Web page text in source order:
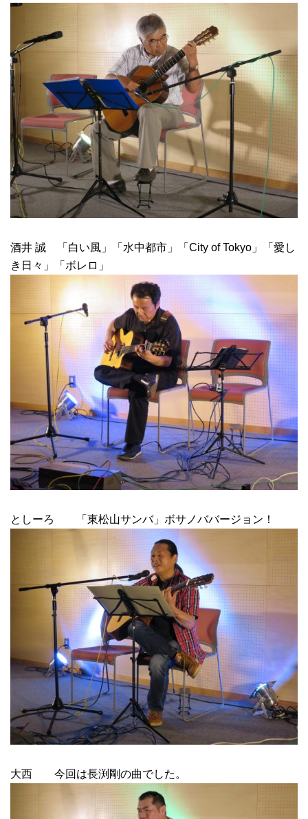
酒井 誠 「白い風」「水中都市」「City of Tokyo」「愛し
き日々」「ボレロ」
としーろ 「東松山サンバ」ボサノババージョン！
大西 今回は長渕剛の曲でした。